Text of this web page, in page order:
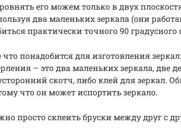
его можем только в двух
два маленьких зеркала (они
практически точного 90 градусного
что понадобится для изготовления
– это два маленьких зеркала, две
скотч, либо клей для зеркал.
что он может испортить зеркало.
просто склеить бруски между друг с